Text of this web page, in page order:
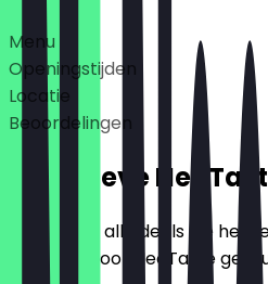
Deals
Menu
Openingstijden
Locatie
Beoordelingen
Exclusieve
Hier vind je alle deals die het
aanbiedt voor NeoTaste